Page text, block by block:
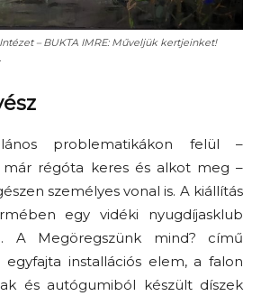
– BUKTA IMRE: Műveljük kertjeinket!
problematikákon felül –
régóta keres és alkot meg –
személyes vonal is. A kiállítás
egy vidéki nyugdíjasklub
A Megöregszünk mind? című
installációs elem, a falon
és autógumiból készült díszek